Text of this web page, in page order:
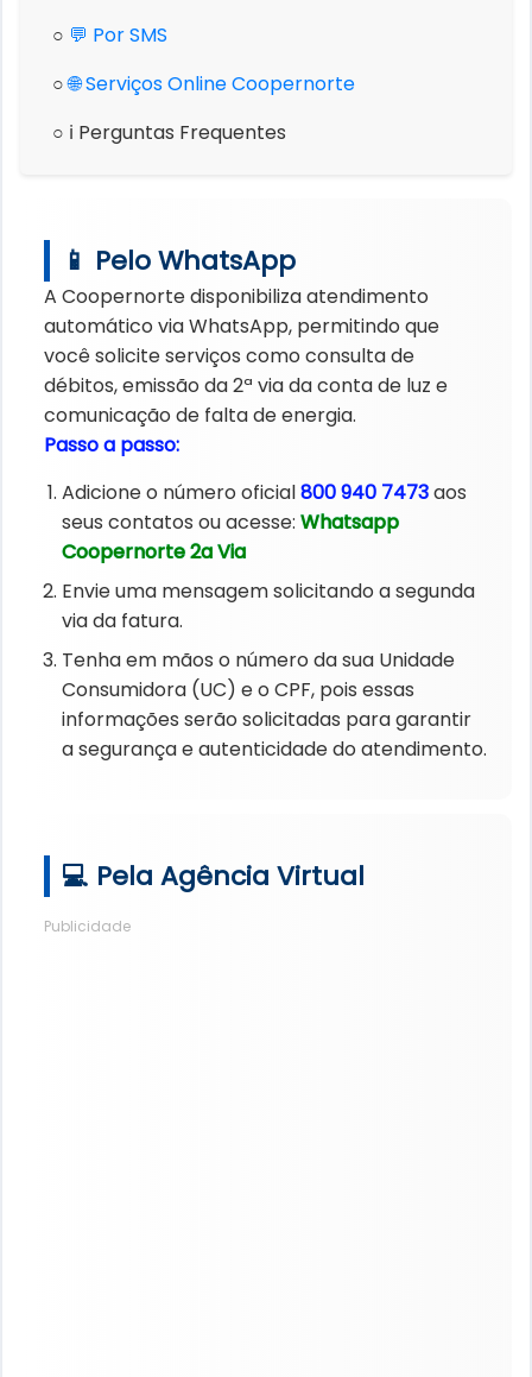
○ 💬 Por SMS
○ 🌐 Serviços Online Coopernorte
○ ℹ️ Perguntas Frequentes
📱 Pelo WhatsApp
A Coopernorte disponibiliza atendimento
automático via WhatsApp, permitindo que
você solicite serviços como consulta de
débitos, emissão da 2ª via da conta de luz e
comunicação de falta de energia.
Passo a passo:
Adicione o número oficial800 940 7473aos
seus contatos ou acesse:Whatsapp
Coopernorte 2a Via
Envie uma mensagem solicitando a segunda
via da fatura.
Tenha em mãos o número da sua Unidade
Consumidora (UC) e o CPF, pois essas
informações serão solicitadas para garantir
a segurança e autenticidade do atendimento.
💻 Pela Agência Virtual
Publicidade